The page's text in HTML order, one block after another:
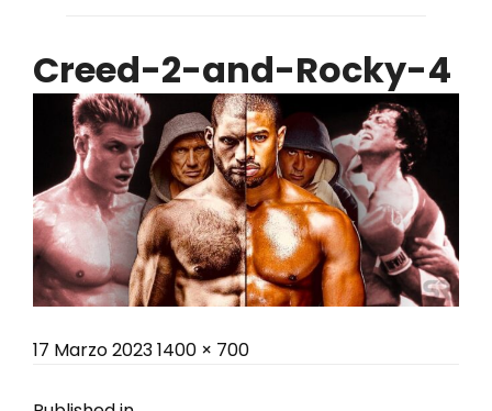
Creed-2-and-Rocky-4
Posted
17 Marzo 2023Full
1400 × 700